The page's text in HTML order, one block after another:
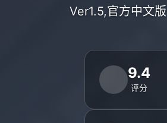
Ver1.5,官方中文
9.4
评分